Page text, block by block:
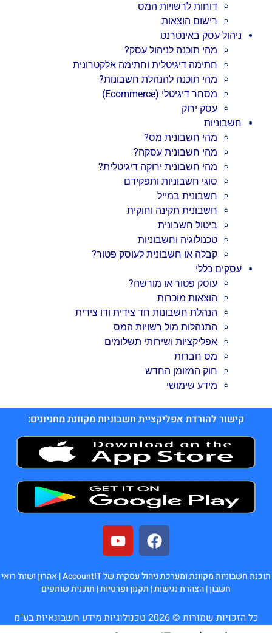
דוחות לרשויות המס
רישום הוצאות
ניהול עסק באינטרנט
מהי תוכנה לניהול עסק?
חתימה דיגיטלית וחתימה אלקטרונית
מהי תוכנה להנהלת חשבונות?
מסחר דיגיטלי (Ecommerce)
עסק ירוק
חשבוניות
מהי חשבונית מס?
מהי חשבונית עסקה?
מהי חשבונית ירוקה דיגיטלית?
סוגי חשבוניות ותפקידם
חשבונית במייל
חשבונית תקינה וחוקית
ביטול חשבונית
טכנולוגיה וחשבוניות
קבלה או חשבונית לעוסק פטור?
עסקים כללי
עוסק פטור או מורשה?
הוצאות מוכרות
הנהלת חשבונות חד צידית ודו צידית
התנהלות מול רשויות המס
אפליקציות ושירותי תשלומים
מס חברות
חוק המזומן החדש
מידע שימושי
קישור להורדת אפליקציית חשבוניות מקוונת מחניונים:
תוכנת חשבוניות מקוונת ומערכת ניהול עסקית של AccountIT |
אהרון ושות' רואי
חשבון|הצהרת נגישות| תקנון ופרטיות| תוכנית שותפים
כל הזכויות שמורות © 2026 טכנולוגיות מידע חשבונאיות בע"מ